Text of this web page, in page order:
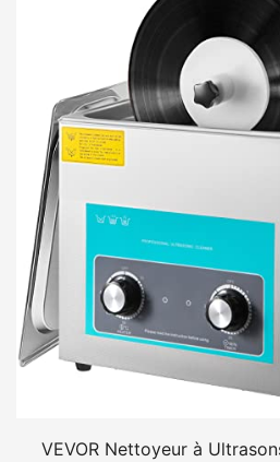
VEVOR Nettoyeur à